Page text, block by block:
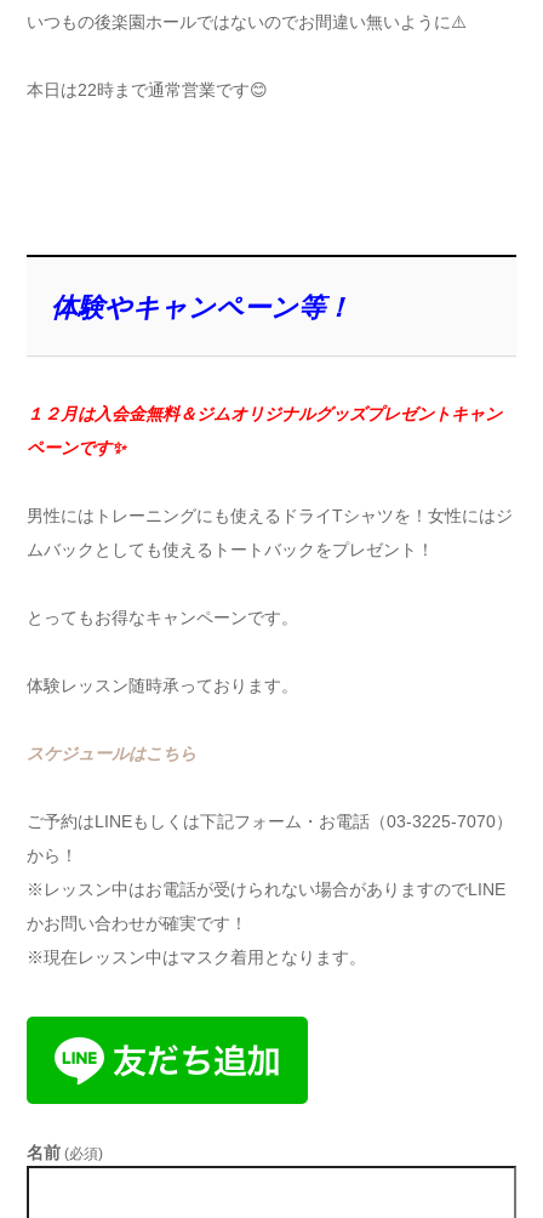
いつもの後楽園ホールではないのでお間違い無いように⚠️
本日は22時まで通常営業です😊
体験やキャンペーン等！
１２月は入会金無料＆ジムオリジナルグッズプレゼントキャン
ペーンです✨
男性にはトレーニングにも使えるドライTシャツを！女性にはジ
ムバックとしても使えるトートバックをプレゼント！
とってもお得なキャンペーンです。
体験レッスン随時承っております。
スケジュールはこちら
ご予約はLINEもしくは下記フォーム・お電話（03-3225-7070）
から！
※レッスン中はお電話が受けられない場合がありますのでLINE
かお問い合わせが確実です！
※現在レッスン中はマスク着用となります。
名前 (必須)